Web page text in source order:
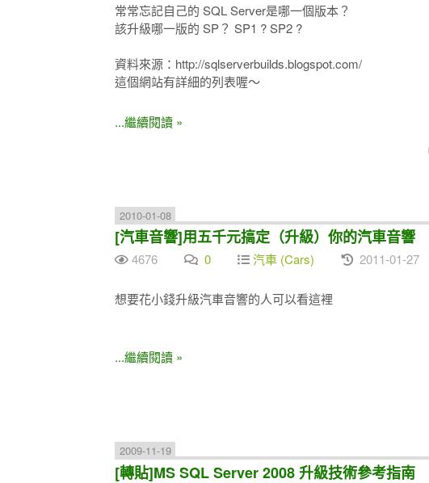
常常忘記自己的 SQL Server是哪一個版本？
該升級哪一版的 SP？ SP1 ? SP2 ?
資料來源：http://sqlserverbuilds.blogspot.com/
這個網站有詳細的列表喔～
...繼續閱讀 »
2010-01-08
[汽車音響]用五千元搞定（升級）你的汽車音響
4676 0 汽車 (Cars) 2011-01-27
想要花小錢升級汽車音響的人可以看這裡
...繼續閱讀 »
2009-11-19
[轉貼]MS SQL Server 2008 升級技術參考指南